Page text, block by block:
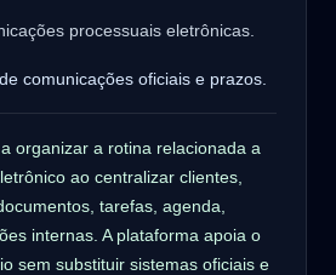
processuais eletrônicas.
comunicações oficiais e prazos.
organizar a rotina relacionada a
ao centralizar clientes,
tarefas, agenda,
internas. A plataforma apoia o
sem substituir sistemas oficiais e